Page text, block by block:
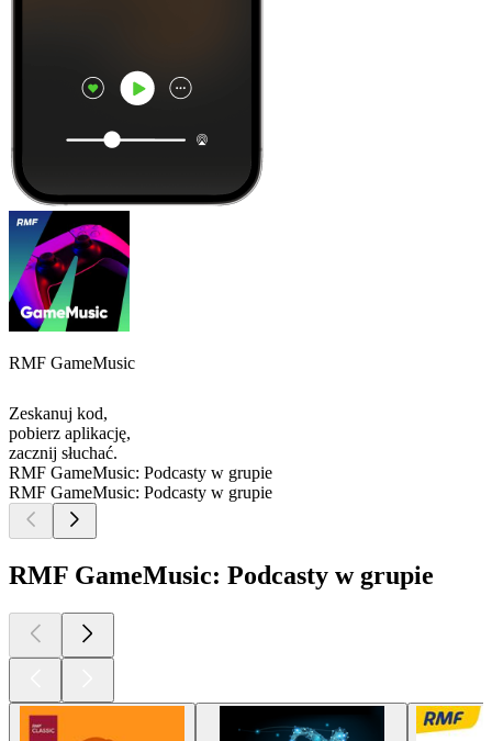
RMF GameMusic
Zeskanuj kod,
pobierz aplikację,
zacznij słuchać.
RMF GameMusic: Podcasty w grupie
RMF GameMusic: Podcasty w grupie
RMF GameMusic: Podcasty w grupie